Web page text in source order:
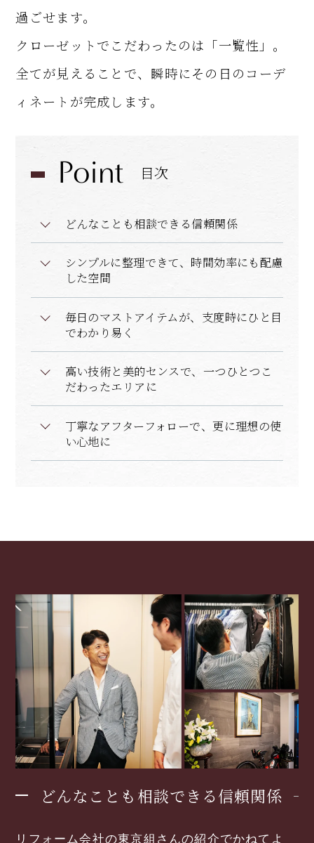
過ごせます。
クローゼットでこだわったのは「一覧性」。
全てが見えることで、瞬時にその日のコーデ
ィネートが完成します。
Point 目次
どんなことも相談できる信頼関係
シンプルに整理できて、時間効率にも配慮
した空間
毎日のマストアイテムが、支度時にひと目
でわかり易く
高い技術と美的センスで、一つひとつこ
だわったエリアに
丁寧なアフターフォローで、更に理想の使
い心地に
どんなことも相談できる信頼関係
リフォーム会社の東京組さんの紹介でかねてよ